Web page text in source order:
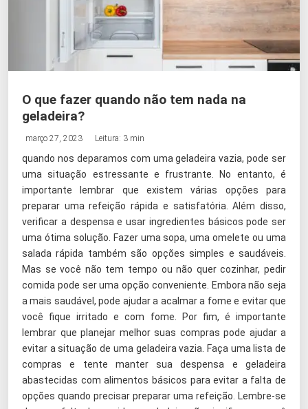
O que fazer quando não tem nada na
geladeira?
março 27, 2023 Leitura: 3 min
quando nos deparamos com uma geladeira vazia, pode ser
uma situação estressante e frustrante. No entanto, é
importante lembrar que existem várias opções para
preparar uma refeição rápida e satisfatória. Além disso,
verificar a despensa e usar ingredientes básicos pode ser
uma ótima solução. Fazer uma sopa, uma omelete ou uma
salada rápida também são opções simples e saudáveis.
Mas se você não tem tempo ou não quer cozinhar, pedir
comida pode ser uma opção conveniente. Embora não seja
a mais saudável, pode ajudar a acalmar a fome e evitar que
você fique irritado e com fome. Por fim, é importante
lembrar que planejar melhor suas compras pode ajudar a
evitar a situação de uma geladeira vazia. Faça uma lista de
compras e tente manter sua despensa e geladeira
abastecidas com alimentos básicos para evitar a falta de
opções quando precisar preparar uma refeição. Lembre-se